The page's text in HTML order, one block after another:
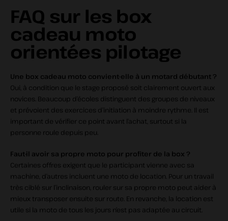
FAQ sur les box
cadeau moto
orientées pilotage
Une box cadeau moto convient‑elle à un motard débutant ?
Oui, à condition que le stage proposé soit clairement ouvert aux
novices. Beaucoup d’écoles distinguent des groupes de niveaux
et prévoient des exercices d’initiation à moindre rythme. Il est
important de vérifier ce point avant l’achat, surtout si la
personne roule depuis peu.
Faut‑il avoir sa propre moto pour profiter de la box ?
Certaines offres exigent que le participant vienne avec sa
machine, d’autres incluent une moto de location. Pour un travail
très ciblé sur l’inclinaison, rouler sur sa propre moto peut aider à
mieux transposer ensuite sur route. En revanche, la location est
utile si la moto de tous les jours n’est pas adaptée au circuit.